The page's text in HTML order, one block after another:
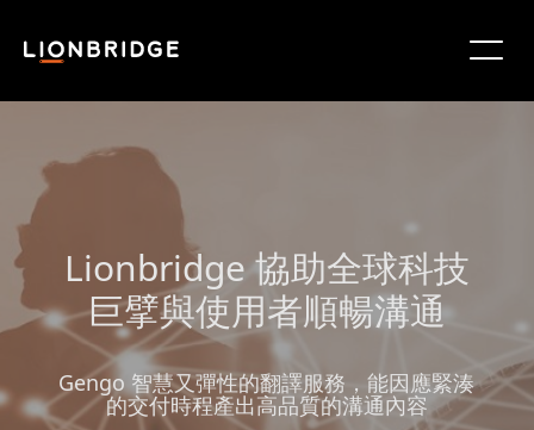
Lionbridge 協助全球科技
巨擘與使用者順暢溝通
Gengo 智慧又彈性的翻譯服務，能因應緊湊
的交付時程產出高品質的溝通內容